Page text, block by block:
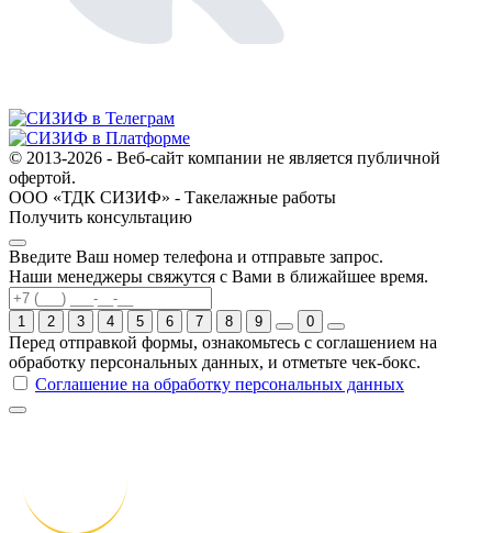
© 2013-2026 - Веб-сайт компании не является публичной
офертой.
ООО «ТДК СИЗИФ» - Такелажные работы
Получить консультацию
Введите Ваш номер телефона и отправьте запрос.
Наши менеджеры свяжутся с Вами в ближайшее время.
1 2 3 4 5 6 7 8 9 0
Перед отправкой формы, ознакомьтесь с соглашением на
обработку персональных данных, и отметьте чек-бокс.
Соглашение на обработку персональных данных